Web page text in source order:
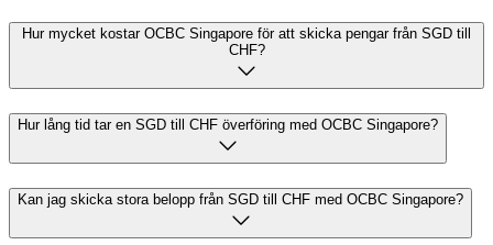
Hur mycket kostar OCBC Singapore för att skicka pengar från SGD till
CHF?
Hur lång tid tar en SGD till CHF överföring med OCBC Singapore?
Kan jag skicka stora belopp från SGD till CHF med OCBC Singapore?